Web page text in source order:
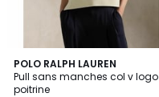
POLO RALPH LAUREN
Pull sans manches col v logo
poitrine
5
/
5
3
Couleurs